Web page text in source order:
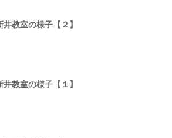
井教室の様子【２】
井教室の様子【１】